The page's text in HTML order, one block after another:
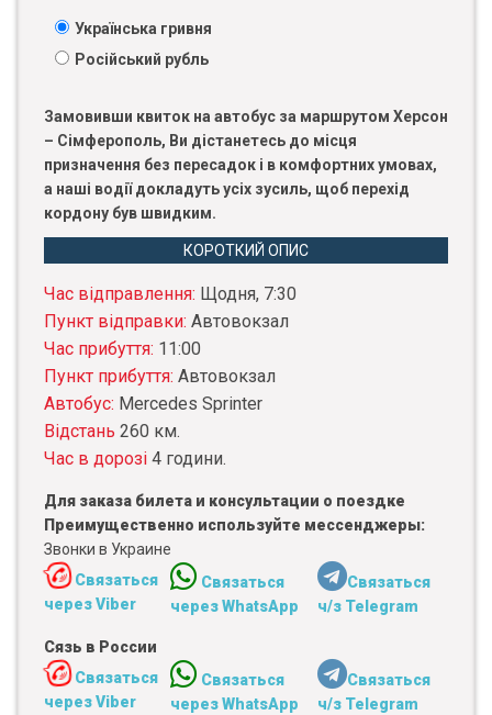
Українська гривня
Російський рубль
Замовивши квиток на автобус за маршрутом Херсон
– Сімферополь, Ви дістанетесь до місця
призначення без пересадок і в комфортних умовах,
а наші водії докладуть усіх зусиль, щоб перехід
кордону був швидким.
КОРОТКИЙ ОПИС
Час відправлення: Щодня, 7:30
Пункт відправки: Автовокзал
Час прибуття: 11:00
Пункт прибуття: Автовокзал
Автобус: Mercedes Sprinter
Відстань 260 км.
Час в дорозі 4 години.
Для заказа билета и консультации о поездке
Преимущественно используйте мессенджеры:
Звонки в Украине
Связаться
через Viber
Связаться
через WhatsApp
Связаться
ч/з Telegram
Сязь в России
Связаться
через Viber
Связаться
через WhatsApp
Связаться
ч/з Telegram